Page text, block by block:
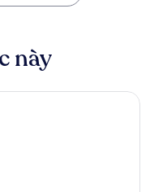
này